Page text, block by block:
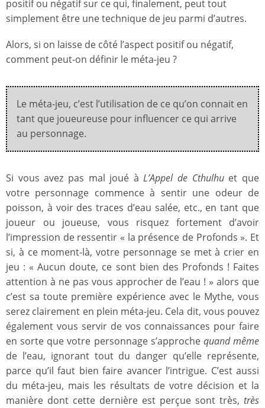
positif ou négatif sur ce qui, finalement, peut tout
simplement être une technique de jeu parmi d’autres.
Alors, si on laisse de côté l’aspect positif ou négatif,
comment peut-on définir le méta-jeu ?
Le méta-jeu, c’est l’utilisation de ce qu’on connait en
tant que joueureuse pour influencer ce qui arrive
au personnage.
Si vous avez pas mal joué àL’Appel de Cthulhuet que
votre personnage commence à sentir une odeur de
poisson, à voir des traces d’eau salée, etc., en tant que
joueur ou joueuse, vous risquez fortement d’avoir
l’impression de ressentir « la présence de Profonds ». Et
si, à ce moment-là, votre personnage se met à crier en
jeu : « Aucun doute, ce sont bien des Profonds ! Faites
attention à ne pas vous approcher de l’eau ! » alors que
c’est sa toute première expérience avec le Mythe, vous
serez clairement en plein méta-jeu. Cela dit, vous pouvez
également vous servir de vos connaissances pour faire
en sorte que votre personnage s’approche quand même
de l’eau, ignorant tout du danger qu’elle représente,
parce qu’il faut bien faire avancer l’intrigue. C’est aussi
du méta-jeu, mais les résultats de votre décision et la
manière dont cette dernière est perçue sont très, très